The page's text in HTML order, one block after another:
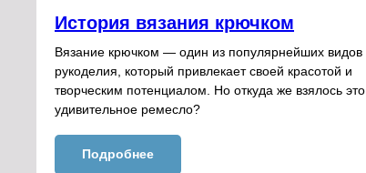
История вязания крючком
Вязание крючком — один из популярнейших видов
рукоделия, который привлекает своей красотой и
творческим потенциалом. Но откуда же взялось это
удивительное ремесло?
Подробнее